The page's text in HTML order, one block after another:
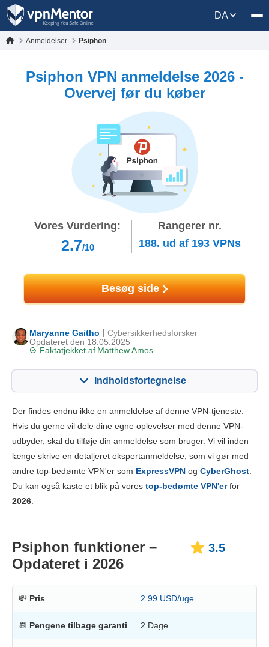
DA
Anmeldelser Psiphon
Psiphon VPN anmeldelse 2026 -
Overvej før du køber
Vores Vurdering:
2.7/10
Rangerer nr.
188. ud af 193VPNs
Besøg side
Maryanne Gaitho
Opdateret den 18.05.2025
Faktatjekket af Matthew Amos
Cybersikkerhedsforsker
Indholdsfortegnelse
Nøglefunktioner 3.5
Installation og apps 7.0
Pålidelighed og support 1.0
Der findes endnu ikke en anmeldelse af denne VPN-tjeneste.
Hvis du gerne vil dele dine egne oplevelser med denne VPN-
udbyder, skal du tilføje din anmeldelse som bruger. Vi vil inden
længe skrive en detaljeret ekspertanmeldelse, som vi gør med
andre top-bedømte VPN'er som ExpressVPN og CyberGhost.
Du kan også kaste et blik på vores top-bedømte VPN'erfor
2026.
Psiphon funktioner –
Opdateret i 2026
3.5
💸 Pris 2.99 USD/uge
📆 Pengene tilbage garanti 2 Dage